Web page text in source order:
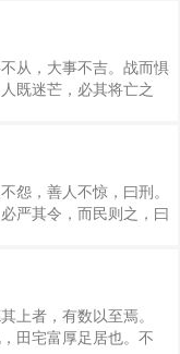
∪辉虼合那锒涡校
街天地也。天道以九
。以天为父，以地为
通乎九制、六府、三
以待乎天堇；反五藏，
位；货曋神庐，合于精
物有极，然后有
也，经纬日月，用之
从，大事不吉。战而惧
既迷芒，必其将亡之
，时以为主人，时以为
此之谓矣。 逆节萌
事乃不成，缪受其刑。
勿为客，人事不起勿为
正静不争，动作不贰，
极，则隐于德；已得天
怨，善人不惊，曰刑。
严其令，而民则之，曰
之、生之、养之、成
德。无德无怨，无好无
道，刑以弊之，政以命
以明之。刑以弊之，毋
毋径；遏之以绝其志
上者，有数以至焉。
田宅富厚足居也。不